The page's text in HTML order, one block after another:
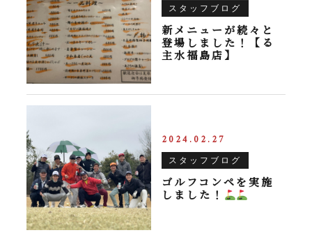
スタッフブログ
新メニューが続々と
登場しました！【る
主水福島店】
2024.02.27
スタッフブログ
ゴルフコンペを実施
しました！